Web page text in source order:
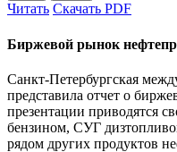
Читать Скачать PDF
Биржевой рынок
Санкт-Петербургская
представила отчет о
презентации приводятся
бензином, СУГ
рядом других продуктов